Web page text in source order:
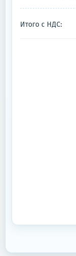
Итого с НДС: